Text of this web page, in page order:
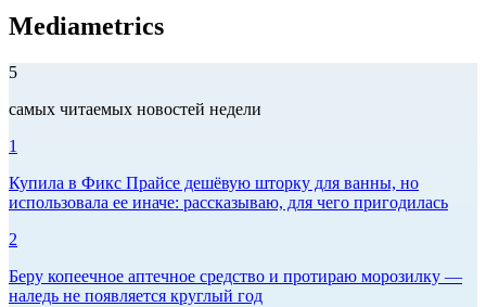
Mediametrics
5
самых читаемых новостей недели
1
Купила в Фикс Прайсе дешёвую шторку для ванны, но
использовала ее иначе: рассказываю, для чего пригодилась
2
Беру копеечное аптечное средство и протираю морозилку —
наледь не появляется круглый год